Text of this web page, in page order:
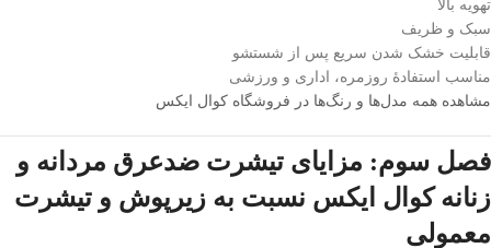
تهویه بالا
سبک و ظریف
قابلیت خشک شدن سریع پس از شستشو
مناسب استفادۀ روزمره، اداری و ورزشی
مشاهده همه مدل‌ها و رنگ‌ها در فروشگاه کوال ایکس
فصل سوم: مزایای تیشرت ضدعرق مردانه و
زنانه کوال ایکس نسبت به زیرپوش و تیشرت
معمولی